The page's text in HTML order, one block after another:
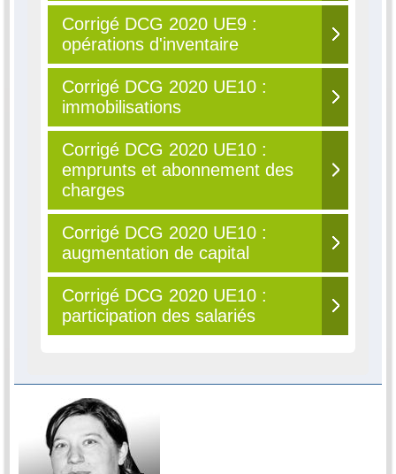
Corrigé DCG 2020 UE9 :
opérations d'inventaire
Corrigé DCG 2020 UE10 :
immobilisations
Corrigé DCG 2020 UE10 :
emprunts et abonnement des
charges
Corrigé DCG 2020 UE10 :
augmentation de capital
Corrigé DCG 2020 UE10 :
participation des salariés